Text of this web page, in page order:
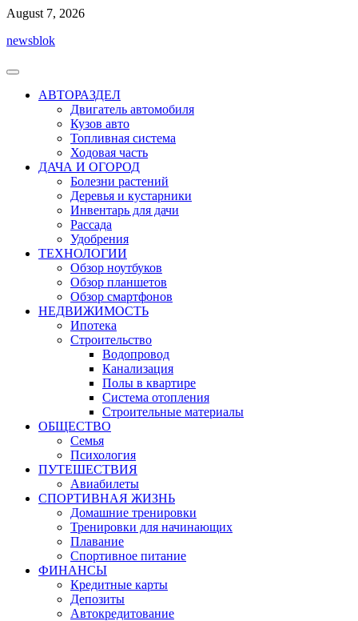
Перейти
содержимому
August 7, 2026
newsblok
АВТОРАЗДЕЛ
Двигатель автомобиля
Кузов авто
Топливная система
Ходовая часть
ДАЧА И ОГОРОД
Болезни растений
Деревья и кустарники
Инвентарь для дачи
Рассада
Удобрения
ТЕХНОЛОГИИ
Обзор ноутбуков
Обзор планшетов
Обзор смартфонов
НЕДВИЖИМОСТЬ
Ипотека
Строительство
Водопровод
Канализация
Полы в квартире
Система отопления
Строительные материалы
ОБЩЕСТВО
Семья
Психология
ПУТЕШЕСТВИЯ
Авиабилеты
СПОРТИВНАЯ ЖИЗНЬ
Домашние тренировки
Тренировки для начинающих
Плавание
Спортивное питание
ФИНАНСЫ
Кредитные карты
Депозиты
Автокредитование